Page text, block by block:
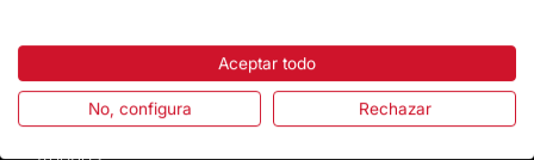
Normativa y condiciones de compra
Noticias y Actualidad
Aceptar todo
No, configura Rechazar